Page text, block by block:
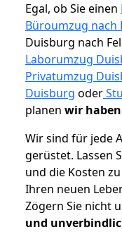
Egal, ob Sie einen
Büroumzug nach
Duisburg nach
Laborumzug
Privatumzug
Duisburg oder
planen wir
Wir sind für jede
gerüstet. Lassen
und die Kosten
Ihren neuen
Zögern Sie nicht
und